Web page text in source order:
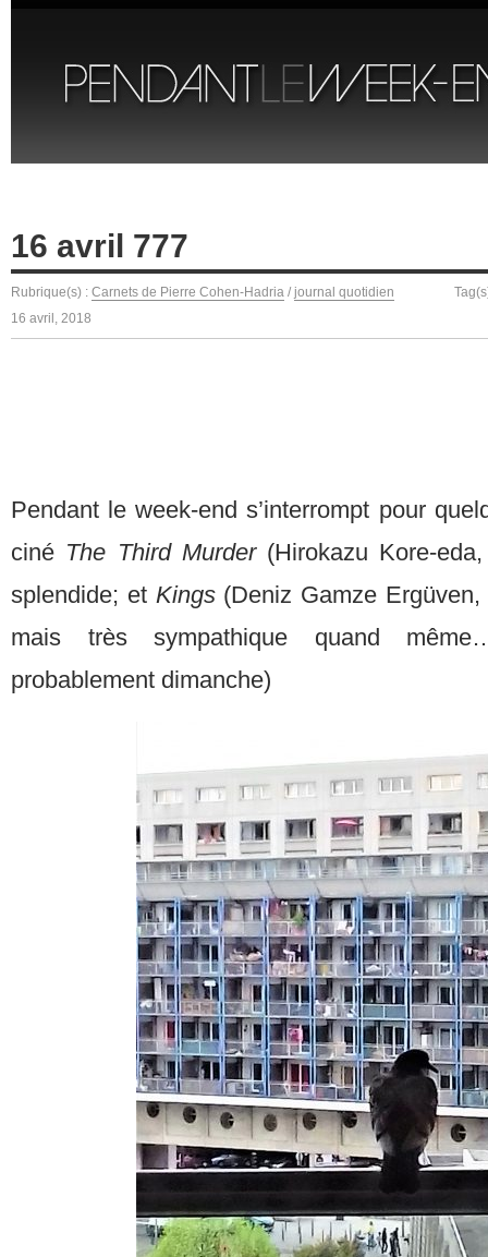
16 avril 777
Rubrique(s) : Carnets de Pierre Cohen-Hadria / journal quotidien
16 avril, 2018
Pendant le week-end s’interrompt pour
ciné The Third Murder(Hirokazu Kore-
splendide; et Kings(Deniz Gamze Ergüven,
mais très sympathique quand
probablement dimanche)